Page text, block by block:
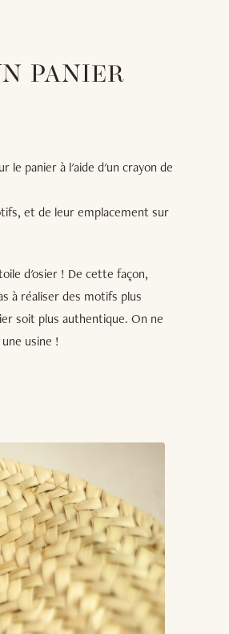
PANIER
le panier à l'aide d'un crayon de
et de leur emplacement sur
d'osier ! De cette façon,
à réaliser des motifs plus
soit plus authentique. On ne
usine !